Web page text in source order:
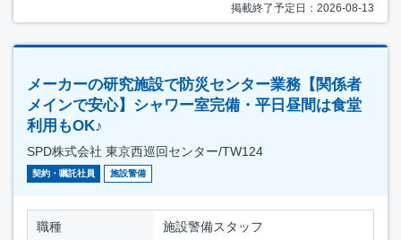
掲載終了予定日：2026-08-13
メーカーの研究施設で防災センター業務【関係者
メインで安心】シャワー室完備・平日昼間は食堂
利用もOK♪
SPD株式会社 東京西巡回センター/TW124
契約・嘱託社員 施設警備
職種 施設警備スタッフ